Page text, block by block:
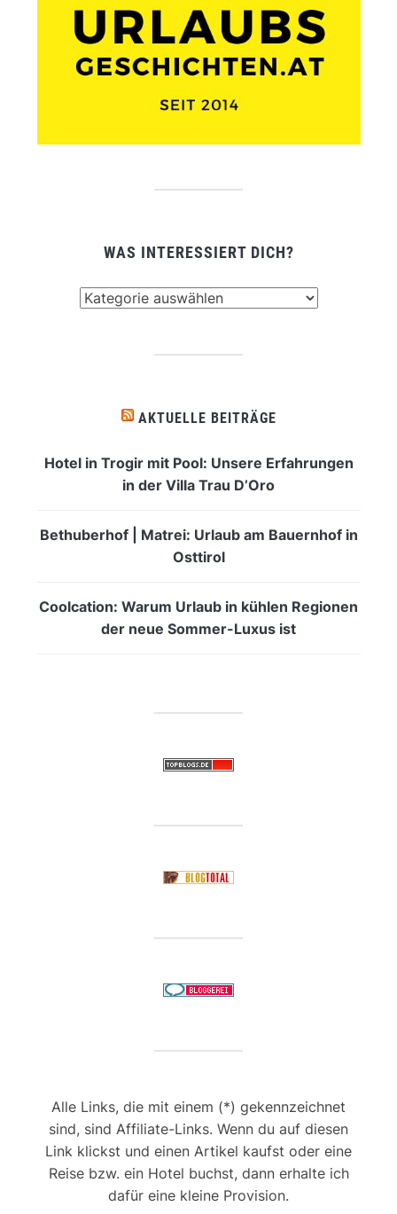
WAS INTERESSIERT DICH?
AKTUELLE BEITRÄGE
Hotel in Trogir mit Pool: Unsere Erfahrungen
in der Villa Trau D’Oro
Bethuberhof | Matrei: Urlaub am Bauernhof in
Osttirol
Coolcation: Warum Urlaub in kühlen Regionen
der neue Sommer-Luxus ist
Alle Links, die mit einem (*) gekennzeichnet
sind, sind Affiliate-Links. Wenn du auf diesen
Link klickst und einen Artikel kaufst oder eine
Reise bzw. ein Hotel buchst, dann erhalte ich
dafür eine kleine Provision.